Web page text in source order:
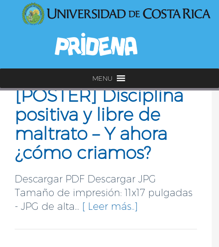
MENU
[PÓSTER] Disciplina
positiva y libre de
maltrato – Y ahora
¿cómo criamos?
Descargar PDF Descargar JPG
Tamaño de impresión: 11x17 pulgadas
- JPG de alta... [ Leer más..]